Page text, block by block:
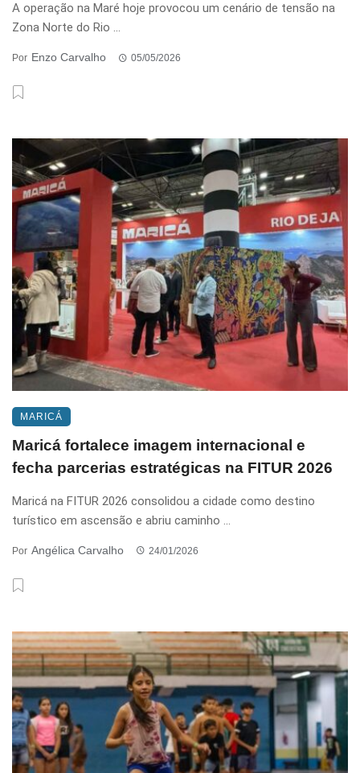
A operação na Maré hoje provocou um cenário de tensão na
Zona Norte do Rio ...
Por Enzo Carvalho 05/05/2026
MARICÁ
Maricá fortalece imagem internacional e
fecha parcerias estratégicas na FITUR 2026
Maricá na FITUR 2026 consolidou a cidade como destino
turístico em ascensão e abriu caminho ...
Por Angélica Carvalho 24/01/2026